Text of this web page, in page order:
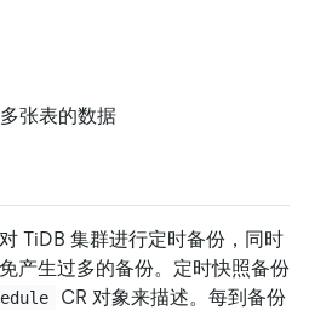
张表的数据
TiDB 集群进行定时备份，同时
产生过多的备份。定时快照备份
CR 对象来描述。每到备份